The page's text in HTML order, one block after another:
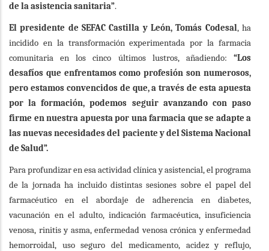
de la asistencia sanitaria”.
El presidente de SEFAC Castilla y León, Tomás Codesal, ha
incidido en la transformación experimentada por la farmacia
comunitaria en los cinco últimos lustros, añadiendo: “Los
desafíos que enfrentamos como profesión son numerosos,
pero estamos convencidos de que, a través de esta apuesta
por la formación, podemos seguir avanzando con paso
firme en nuestra apuesta por una farmacia que se adapte a
las nuevas necesidades del paciente y del Sistema Nacional
de Salud”.
Para profundizar en esa actividad clínica y asistencial, el programa
de la jornada ha incluido distintas sesiones sobre el papel del
farmacéutico en el abordaje de adherencia en diabetes,
vacunación en el adulto, indicación farmacéutica, insuficiencia
venosa, rinitis y asma, enfermedad venosa crónica y enfermedad
hemorroidal, uso seguro del medicamento, acidez y reflujo,